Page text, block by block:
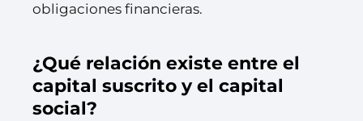
obligaciones financieras.
¿Qué relación existe entre el
capital suscrito y el capital
social?